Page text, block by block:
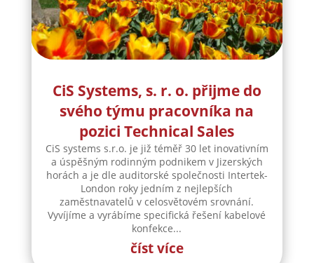
CiS Systems, s. r. o. přijme do
svého týmu pracovníka na
pozici Technical Sales
CiS systems s.r.o. je již téměř 30 let inovativním
a úspěšným rodinným podnikem v Jizerských
horách a je dle auditorské společnosti Intertek-
London roky jedním z nejlepších
zaměstnavatelů v celosvětovém srovnání.
Vyvíjíme a vyrábíme specifická řešení kabelové
konfekce...
číst více